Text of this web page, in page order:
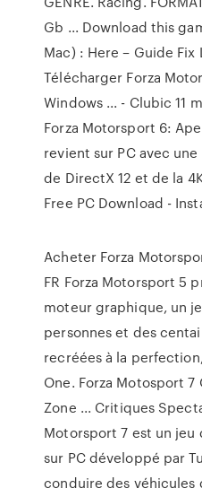
Gb ... Download this
Mac) : Here – Guide Fix
Télécharger Forza
Windows ... - Clubic 11
Forza Motorsport 6:
revient sur PC avec
de DirectX 12 et de la
Free PC Download -
Acheter Forza
FR Forza Motorsport 5
moteur graphique, un
personnes et des
recréées à la
One. Forza Motosport 7
Zone ... Critiques
Motorsport 7 est un
sur PC développé par
conduire des véhicules